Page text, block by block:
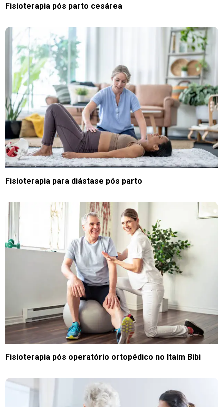
Fisioterapia pós parto cesárea
Fisioterapia para diástase pós parto
Fisioterapia pós operatório ortopédico no Itaim Bibi